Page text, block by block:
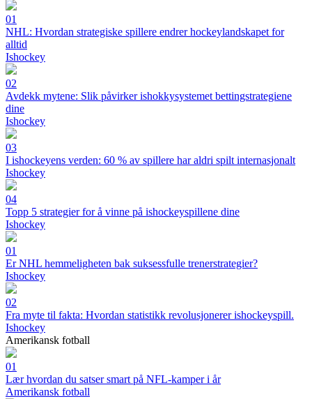
01
NHL: Hvordan strategiske spillere endrer hockeylandskapet for
alltid
Ishockey
02
Avdekk mytene: Slik påvirker ishokkysystemet bettingstrategiene
dine
Ishockey
03
I ishockeyens verden: 60 % av spillere har aldri spilt internasjonalt
Ishockey
04
Topp 5 strategier for å vinne på ishockeyspillene dine
Ishockey
01
Er NHL hemmeligheten bak suksessfulle trenerstrategier?
Ishockey
02
Fra myte til fakta: Hvordan statistikk revolusjonerer ishockeyspill.
Ishockey
Amerikansk fotball
01
Lær hvordan du satser smart på NFL-kamper i år
Amerikansk fotball